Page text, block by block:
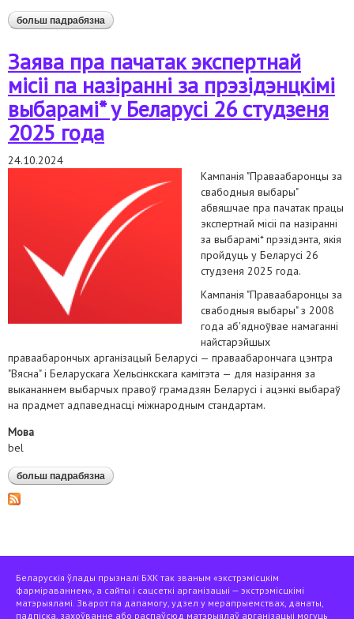
больш падрабязна аб сітуацыя перад выбарамі*2025
Заява пра пачатак экспертнай
місіі па назіранні за прэзідэнцкімі
выбарамі* у Беларусі 26 студзеня
2025 года
24.10.2024
Кампанія "Праваабаронцы за
свабодныя выбары"
абвяшчае пра пачатак працы
экспертнай місіі па назіранні
за выбарамі* прэзідэнта, якія
пройдуць у Беларусі 26
студзеня 2025 года.
Кампанія "Праваабаронцы за
свабодныя выбары" з 2008
года аб'ядноўвае намаганні
найстарэйшых
праваабарончых арганізацый Беларусі — праваабарончага цэнтра
"Вясна" і Беларускага Хельсінкскага камітэта — для назірання за
выкананнем выбарчых правоў грамадзян Беларусі і ацэнкі выбараў
на прадмет адпаведнасці міжнародным стандартам.
Мова
bel
больш падрабязна аб заява пра пачатак экспертнай місіі па назіранні за
прэзідэнцкімі выбарамі* у беларусі 26 студзеня
Беларускія ўлады прызналі БХК так званым «экстрэмісцкім
фарміраваннем», а сайты і сацсеткі арганізацыі — экстрэмісцкімі
матэрыяламі. Зварот па дапамогу, удзел у мерапрыемствах, данаты,
падпіска, захоўванне або распаўсюд матэрыялаў арганізацыі могуць